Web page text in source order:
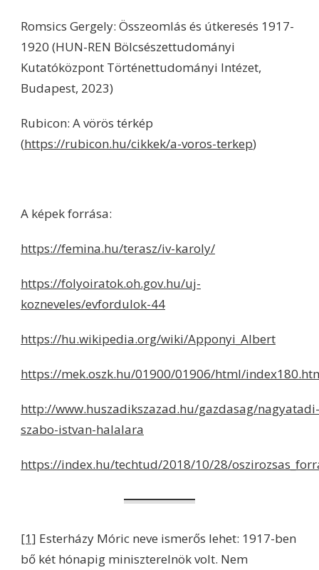
Romsics Gergely: Összeomlás és útkeresés 1917-
1920 (HUN-REN Bölcsészettudományi
Kutatóközpont Történettudományi Intézet,
Budapest, 2023)
Rubicon: A vörös térkép
(https://rubicon.hu/cikkek/a-voros-terkep)
A képek forrása:
https://femina.hu/terasz/iv-karoly/
https://folyoiratok.oh.gov.hu/uj-
kozneveles/evfordulok-44
https://hu.wikipedia.org/wiki/Apponyi_Albert
https://mek.oszk.hu/01900/01906/html/
http://www.huszadikszazad.hu/gazdasag/nagyatadi-
szabo-istvan-halalara
https://index.hu/techtud/2018/10/28/
[1] Esterházy Móric neve ismerős lehet: 1917-ben
bő két hónapig miniszterelnök volt. Nem